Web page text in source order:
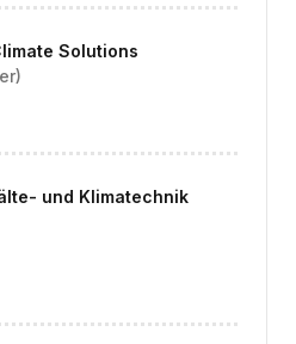
Solutions
und Klimatechnik